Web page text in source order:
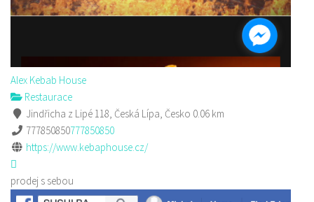
Alex Kebab House
Restaurace
Jindřicha z Lipé 118, Česká Lípa, Česko 0.06 km
777850850777850850
https://www.kebaphouse.cz/
prodej s sebou